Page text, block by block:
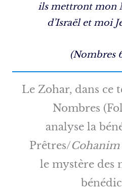
ils mettront mon
d’Israël et moi
(Nombres
Le Zohar, dans ce
Nombres
analyse la
Prêtres/Cohanim
le mystère des